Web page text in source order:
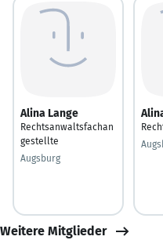
Alina Lange
Rechtsanwaltsfachan
gestellte
Augsburg
Weitere Mitglieder